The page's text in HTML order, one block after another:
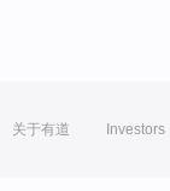
关于有道 Investors